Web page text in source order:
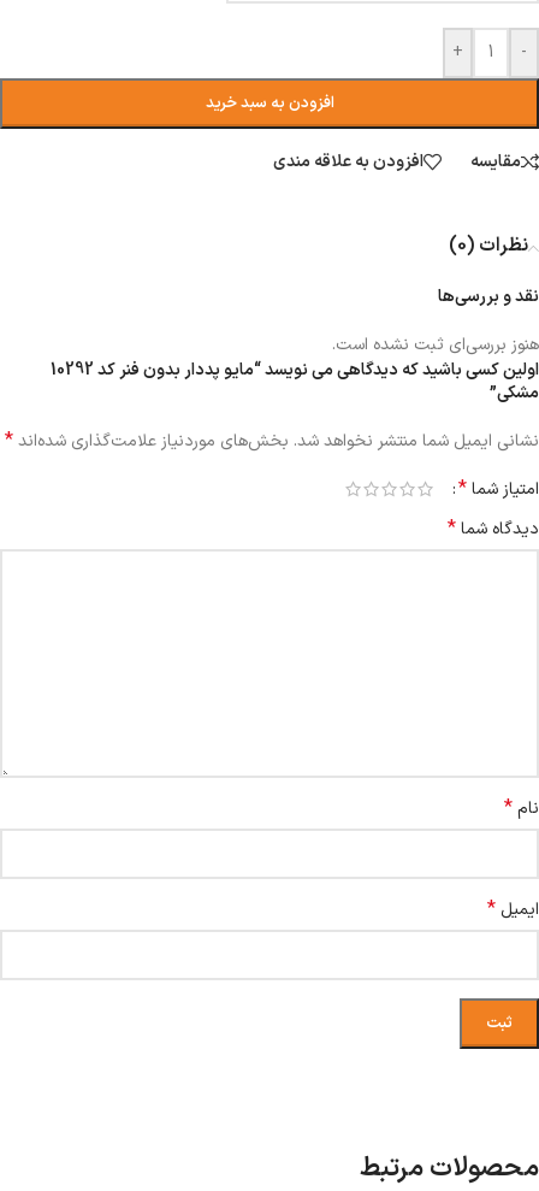
-
+
افزودن به سبد خرید
مقایسه افزودن به علاقه مندی
نظرات (0)
نقد و بررسی‌ها
هنوز بررسی‌ای ثبت نشده است.
اولین کسی باشید که دیدگاهی می نویسد “مایو پددار بدون فنر کد 10292
مشکی”
نشانی ایمیل شما منتشر نخواهد شد. بخش‌های موردنیاز علامت‌گذاری شده‌اند*
امتیاز شما*
دیدگاه شما*
نام*
ایمیل *
محصولات مرتبط